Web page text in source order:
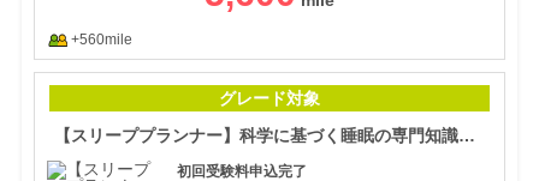
+560mile
グレード対象
【スリーププランナー】科学に基づく睡眠の専門知識を体系的に学べる資格講座
初回受験料申込完了